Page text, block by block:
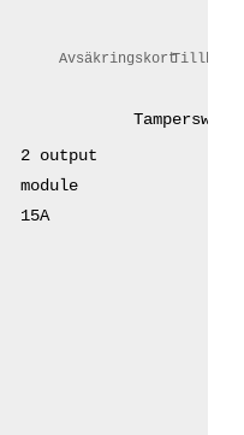
2 output
module
15A